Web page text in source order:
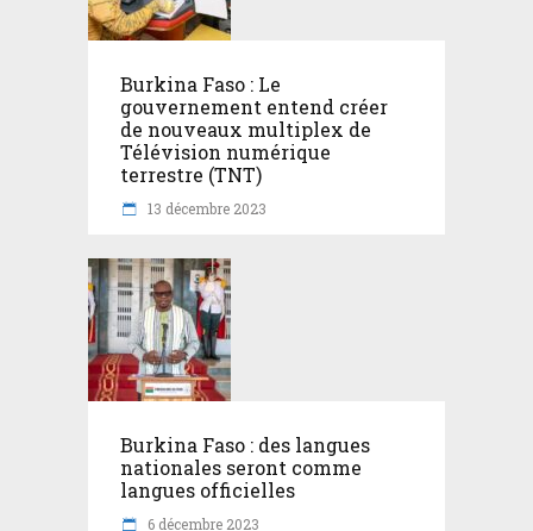
Burkina Faso : Le
gouvernement entend créer
de nouveaux multiplex de
Télévision numérique
terrestre (TNT)
13 décembre 2023
Burkina Faso : des langues
nationales seront comme
langues officielles
6 décembre 2023